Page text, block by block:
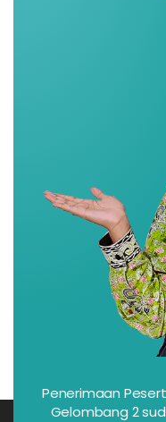
Penerimaan
Gelombang 2